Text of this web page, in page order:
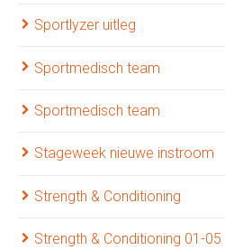
Sportlyzer uitleg
Sportmedisch team
Sportmedisch team
Stageweek nieuwe instroom
Strength & Conditioning
Strength & Conditioning 01-05